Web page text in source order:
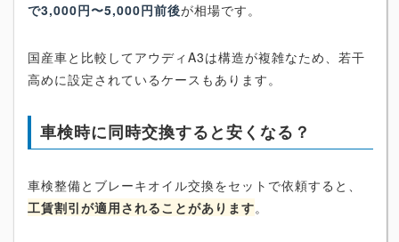
で3,000円〜5,000円前後が相場です。
国産車と比較してアウディA3は構造が複雑なため、若干
高めに設定されているケースもあります。
車検時に同時交換すると安くなる？
車検整備とブレーキオイル交換をセットで依頼すると、
工賃割引が適用されることがあります。